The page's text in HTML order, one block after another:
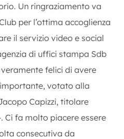
Un ringraziamento va
per l’ottima accoglienza
il servizio video e social
di uffici stampa Sdb
felici di avere
votato alla
Capizzi, titolare
Ci fa molto piacere essere
consecutiva da